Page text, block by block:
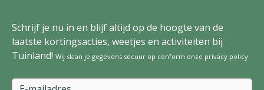
Schrijf je nu in en blijf altijd op de hoogte van de
laatste kortingsacties, weetjes en activiteiten bij
Tuinland! Wij slaan je gegevens secuur op conform onze privacy policy